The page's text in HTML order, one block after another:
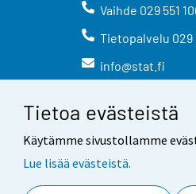
Tietoa evästeistä
Käytämme sivustollamme
Lue lisää evästeistä.
Vaihde 029 551
Tietopalvelu 029
info@stat.fi